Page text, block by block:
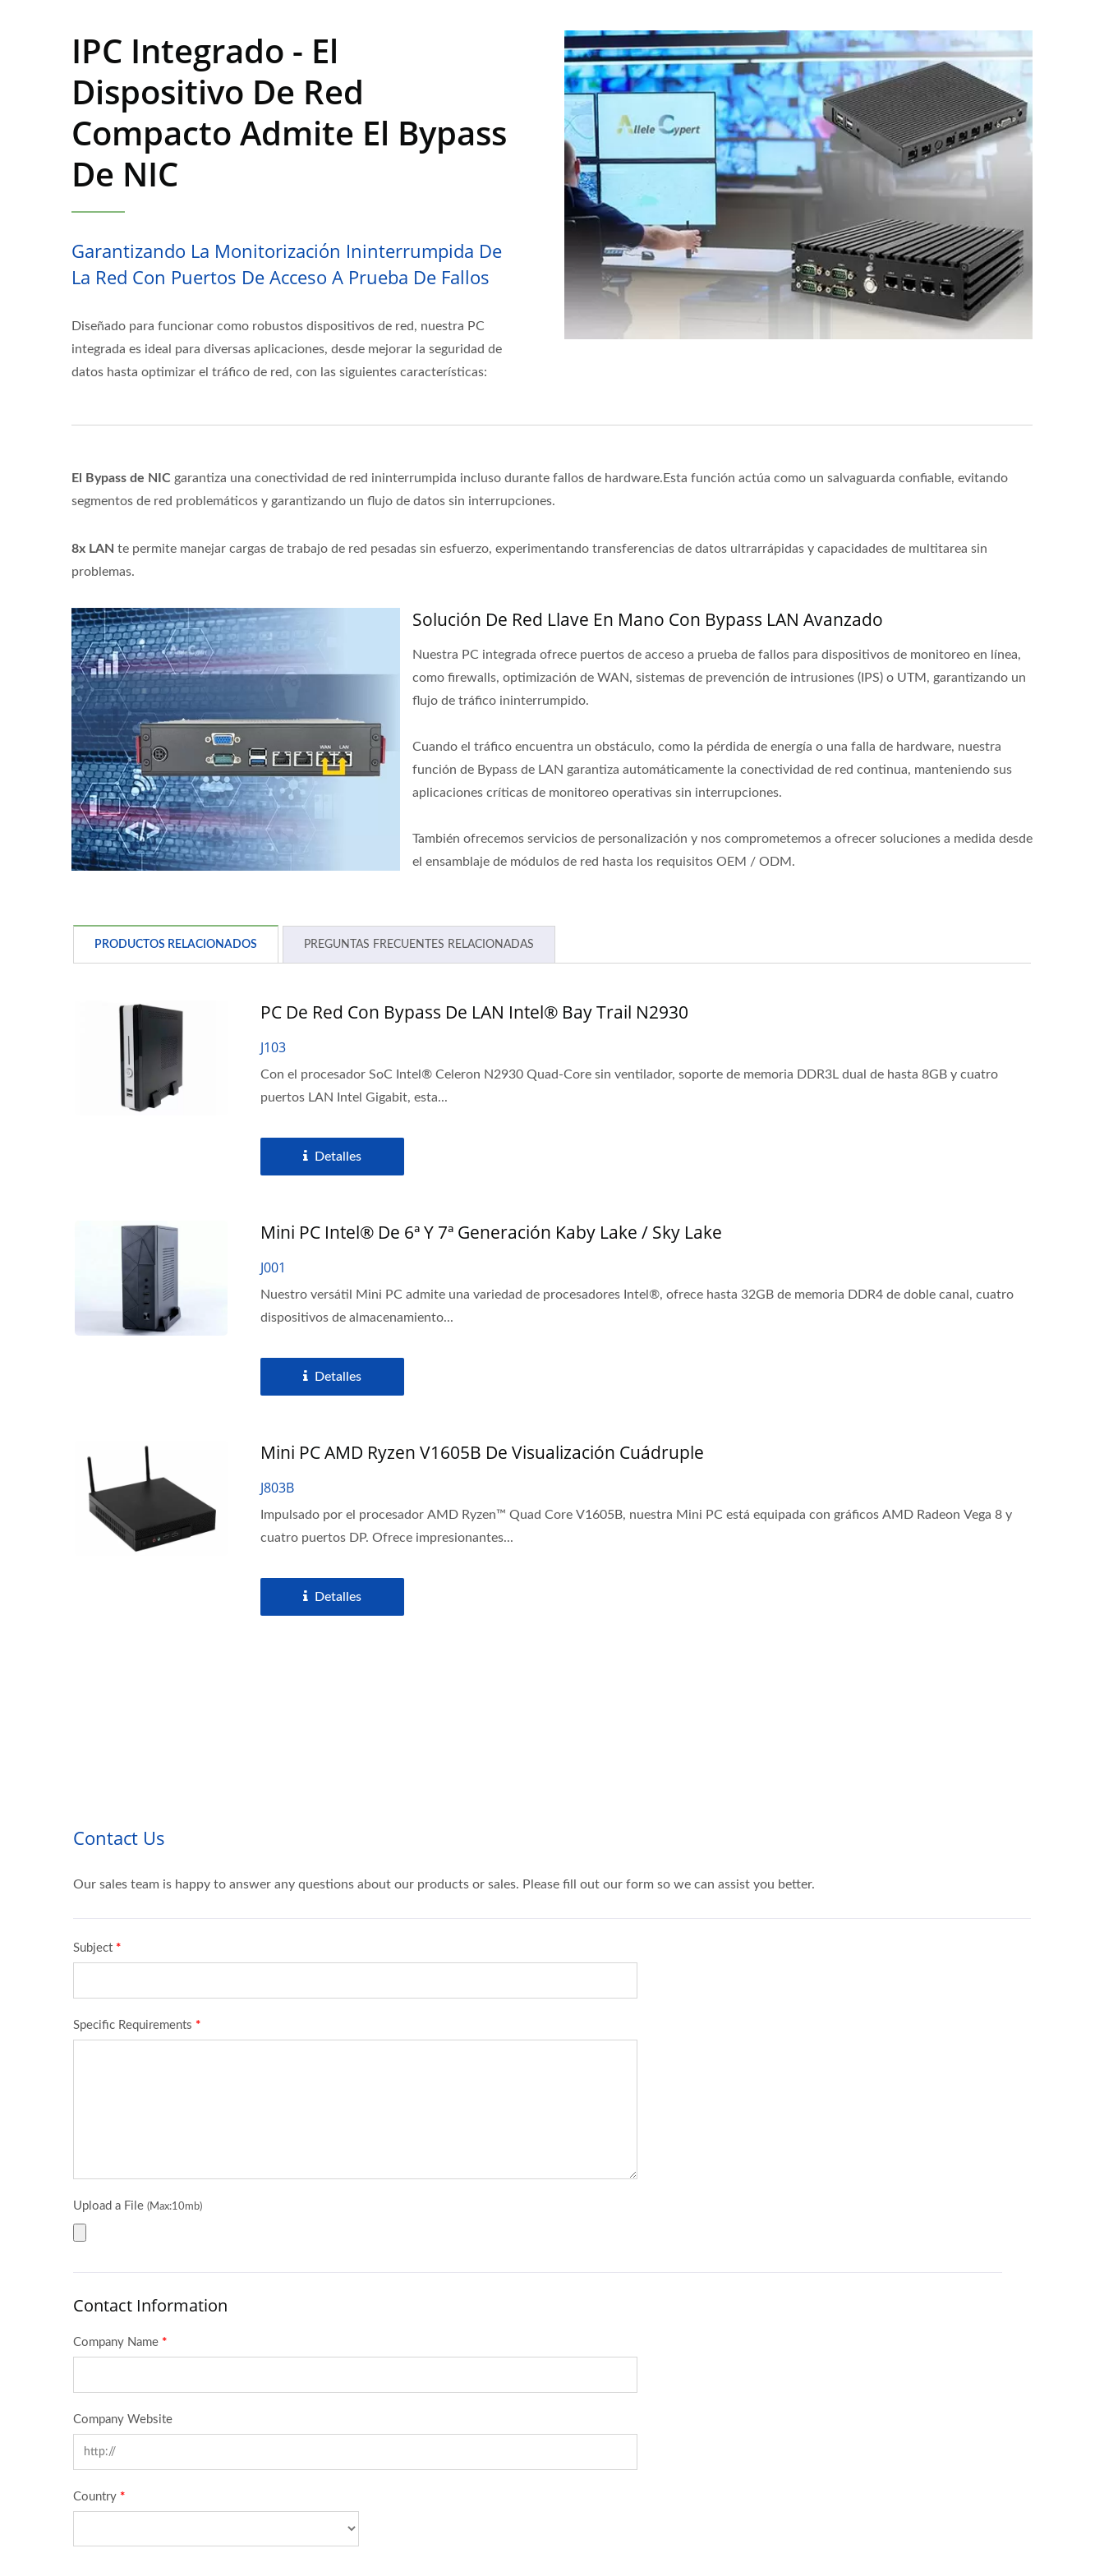
IPC Integrado - El
Dispositivo De Red
Compacto Admite El Bypass
De NIC
Garantizando La Monitorización Ininterrumpida De
La Red Con Puertos De Acceso A Prueba De Fallos
Diseñado para funcionar como robustos dispositivos de red, nuestra PC
integrada es ideal para diversas aplicaciones, desde mejorar la seguridad de
datos hasta optimizar el tráfico de red, con las siguientes características:
El Bypass de NIC garantiza una conectividad de red ininterrumpida incluso durante fallos de hardware.Esta función actúa como un salvaguarda confiable, evitando
segmentos de red problemáticos y garantizando un flujo de datos sin interrupciones.
8x LAN te permite manejar cargas de trabajo de red pesadas sin esfuerzo, experimentando transferencias de datos ultrarrápidas y capacidades de multitarea sin
problemas.
Solución De Red Llave En Mano Con Bypass LAN Avanzado
Nuestra PC integrada ofrece puertos de acceso a prueba de fallos para dispositivos de monitoreo en línea,
como firewalls, optimización de WAN, sistemas de prevención de intrusiones (IPS) o UTM, garantizando un
flujo de tráfico ininterrumpido.
Cuando el tráfico encuentra un obstáculo, como la pérdida de energía o una falla de hardware, nuestra
función de Bypass de LAN garantiza automáticamente la conectividad de red continua, manteniendo sus
aplicaciones críticas de monitoreo operativas sin interrupciones.
También ofrecemos servicios de personalización y nos comprometemos a ofrecer soluciones a medida desde
el ensamblaje de módulos de red hasta los requisitos OEM / ODM.
PRODUCTOS RELACIONADOS PREGUNTAS FRECUENTES RELACIONADAS
PC De Red Con Bypass De LAN Intel® Bay Trail N2930
J103
Con el procesador SoC Intel® Celeron N2930 Quad-Core sin ventilador, soporte de memoria DDR3L dual de hasta 8GB y cuatro
puertos LAN Intel Gigabit, esta...
Detalles
Mini PC Intel® De 6ª Y 7ª Generación Kaby Lake / Sky Lake
J001
Nuestro versátil Mini PC admite una variedad de procesadores Intel®, ofrece hasta 32GB de memoria DDR4 de doble canal, cuatro
dispositivos de almacenamiento...
Detalles
Mini PC AMD Ryzen V1605B De Visualización Cuádruple
J803B
Impulsado por el procesador AMD Ryzen™ Quad Core V1605B, nuestra Mini PC está equipada con gráficos AMD Radeon Vega 8 y
cuatro puertos DP. Ofrece impresionantes...
Detalles